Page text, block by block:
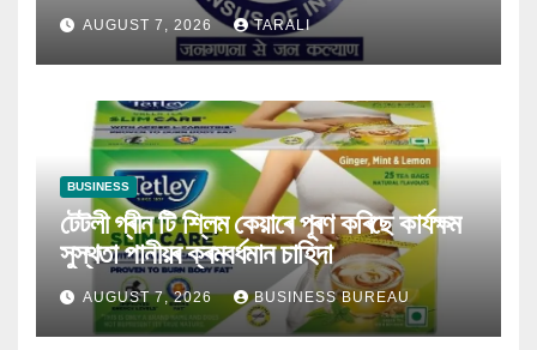
মুকলিAUGUST 7, 2026 TARALI
BUSINESS
টেটলী গ্ৰীন টি শ্লিম কেয়াৰে পূৰণ কৰিছে কাৰ্যক্ষম
সুস্থতা পানীয়ৰ ক্ৰমবৰ্ধমান চাহিদা
AUGUST 7, 2026 BUSINESS BUREAU